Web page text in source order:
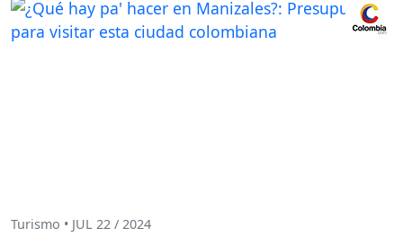
Turismo • JUL 22 / 2024